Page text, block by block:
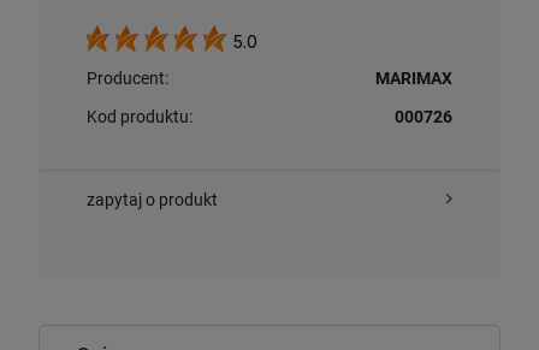
5.0
Producent:
MARIMAX
Kod produktu:
000726
zapytaj o produkt